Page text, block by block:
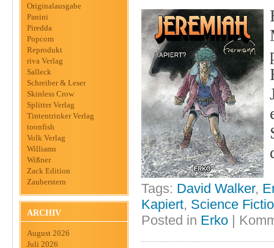
Originalausgabe
Panini
Piredda
Popcom
Reprodukt
riva Verlag
Salleck
Schreiber & Leser
Skinless Crow
Splitter Verlag
Tintentrinker Verlag
toonfish
Volk Verlag
Williams
Wißner
Zack Edition
Zauberstern
ARCHIV
August 2026
Juli 2026
Tags: David Walker,
Kapiert, Science
Posted in Erko |